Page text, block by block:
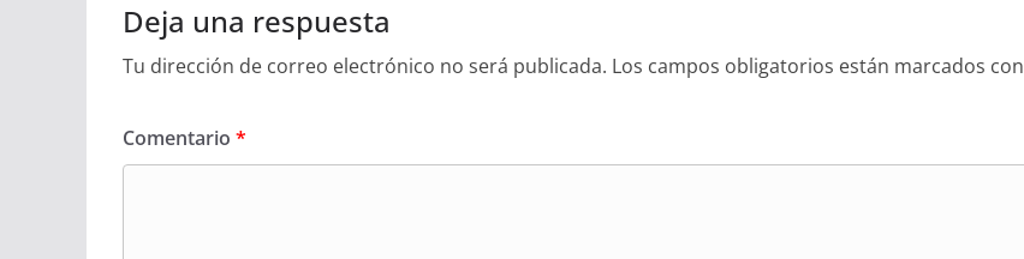
Deja una respuesta
Tu dirección de correo electrónico no será publicada. Los campos obligatorios están marcados con
Comentario *